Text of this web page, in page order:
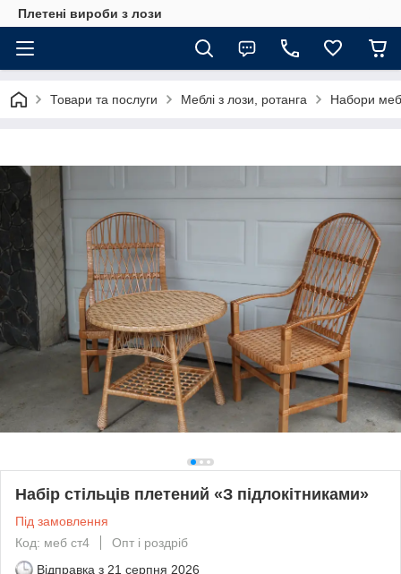
Плетені вироби з лози
Товари та послуги Меблі з лози, ротанга Набори
Набір стільців плетений «З підлокітниками»
Під замовлення
Код: меб ст4
Опт і роздріб
Відправка з 21 серпня 2026